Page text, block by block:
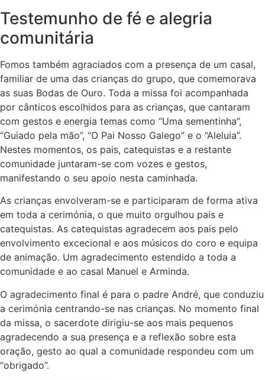
Testemunho de fé e alegria
comunitária
Fomos também agraciados com a presença de um casal,
familiar de uma das crianças do grupo, que comemorava
as suas Bodas de Ouro. Toda a missa foi acompanhada
por cânticos escolhidos para as crianças, que cantaram
com gestos e energia temas como “Uma sementinha”,
“Guiado pela mão”, “O Pai Nosso Galego” e o “Aleluia”.
Nestes momentos, os pais, catequistas e a restante
comunidade juntaram-se com vozes e gestos,
manifestando o seu apoio nesta caminhada.
As crianças envolveram-se e participaram de forma ativa
em toda a cerimónia, o que muito orgulhou pais e
catequistas. As catequistas agradecem aos pais pelo
envolvimento excecional e aos músicos do coro e equipa
de animação. Um agradecimento estendido a toda a
comunidade e ao casal Manuel e Arminda.
O agradecimento final é para o padre André, que conduziu
a cerimónia centrando-se nas crianças. No momento final
da missa, o sacerdote dirigiu-se aos mais pequenos
agradecendo a sua presença e a reflexão sobre esta
oração, gesto ao qual a comunidade respondeu com um
“obrigado”.